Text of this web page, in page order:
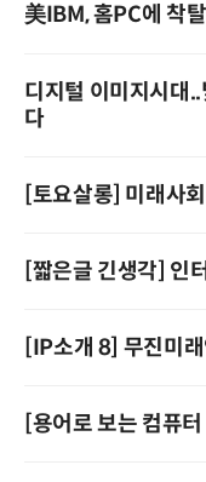
美IBM, 홈PC에 착
디지털 이미지시대
다
[토요살롱] 미래사
[짧은글 긴생각] 인
[IP소개 8] 무진미
[용어로 보는 컴퓨